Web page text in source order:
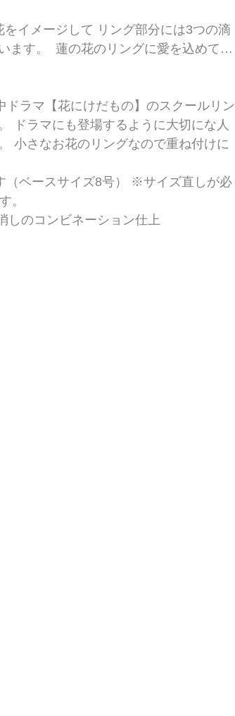
イメージして リング部分には3つの滴
ます。  蓮の花のリングに愛を込めて…
ラマ【花にけだもの】のスクールリン
ドラマにも登場するように大切にな人
小さなお花のリングなので重ね付けに
（ベースサイズ8号） ※サイズ直しが必
。
しのコンビネーション仕上